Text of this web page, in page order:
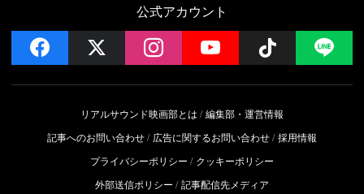
公式アカウント
facebook instagramYouTube Follow
リアルサウンド映画部とは
編集部・運営情報
記事へのお問い合わせ
広告に関するお問い合わせ 採用情報
プライバシーポリシー
クッキーポリシー
外部送信ポリシー
記事配信先メディア